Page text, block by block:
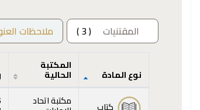
المقتنيات ( 3 ) ملاحظات
المقتنيات
نوع المادة
المكتبة
الحالية
مكتبة اتحاد